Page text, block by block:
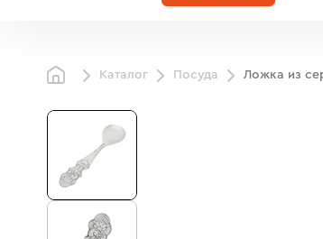
Каталог Посуда Ложка из